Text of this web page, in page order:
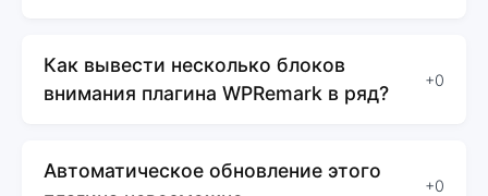
Как вывести несколько блоков
внимания плагина WPRemark в ряд?
+0
Автоматическое обновление этого
+0